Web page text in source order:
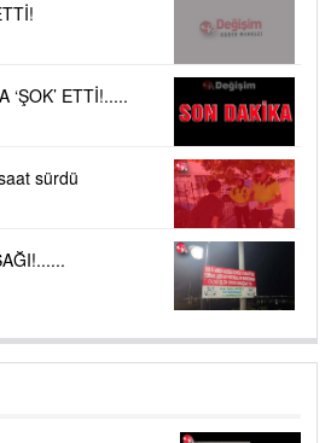
‘ŞOK’ ETTİ!.....
sürdü